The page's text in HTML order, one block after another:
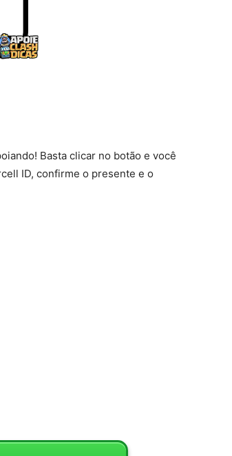
Basta clicar no botão e você
ID, confirme o presente e o